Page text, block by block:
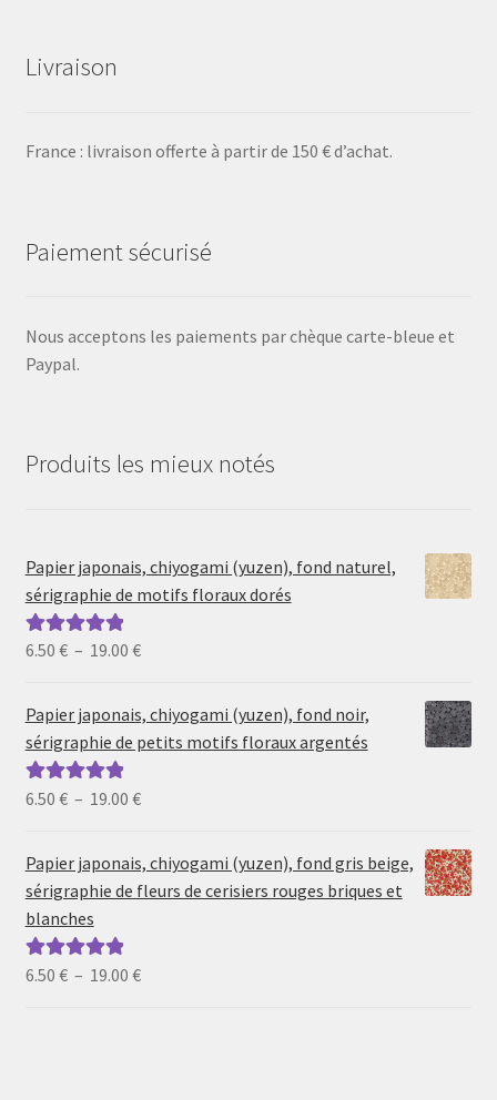
Livraison
France : livraison offerte à partir de 150 € d’achat.
Paiement sécurisé
Nous acceptons les paiements par chèque carte-bleue et
Paypal.
Produits les mieux notés
Papier japonais, chiyogami (yuzen), fond naturel,
sérigraphie de motifs floraux dorés
Note5.00sur
6.50 € – 19.00 €Plage
prix :
6.50 €
19.00 €
Papier japonais, chiyogami (yuzen), fond noir,
sérigraphie de petits motifs floraux argentés
Note5.00sur
6.50 € – 19.00 €Plage
prix :
6.50 €
Papier japonais, chiyogami (yuzen), fond gris beige,
sérigraphie de fleurs de cerisiers rouges briques et
blanches
Note5.00sur
6.50 € – 19.00 €Plage